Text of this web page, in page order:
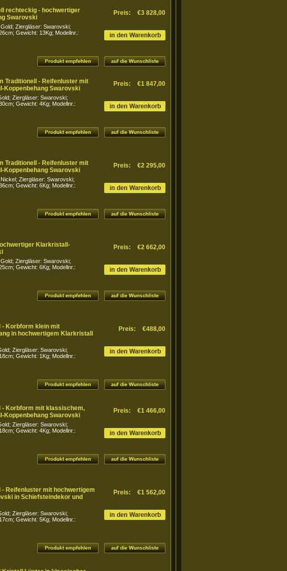
rechteckig - hochwertiger
Swarovski
Ziergläser: Swarovski;
Gewicht: 13Kg; Modellnr.:
Preis: €3 828,00
Traditionell - Reifenluster mit
Koppenbehang Swarovski
Ziergläser: Swarovski;
Gewicht: 4Kg; Modellnr.:
Preis: €1 847,00
Traditionell - Reifenluster mit
Koppenbehang Swarovski
Ziergläser: Swarovski;
Gewicht: 6Kg; Modellnr.:
Preis: €2 295,00
Klarkristall-
Ziergläser: Swarovski;
Gewicht: 6Kg; Modellnr.:
Preis: €2 662,00
- Korbform klein mit
in hochwertigem Klarkristall
Ziergläser: Swarovski;
Gewicht: 1Kg; Modellnr.:
Preis: €488,00
- Korbform mit klassischem,
Koppenbehang Swarovski
Ziergläser: Swarovski;
Gewicht: 4Kg; Modellnr.:
Preis: €1 466,00
Reifenluster mit hochwertigem
in Schiefsteindekor und
Ziergläser: Swarovski;
Gewicht: 5Kg; Modellnr.:
Preis: €1 562,00